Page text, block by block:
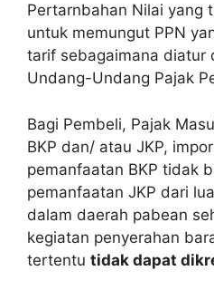
Pertarnbahan Nilai yang
untuk memungut PPN
tarif sebagaimana diatur
Undang-Undang Pajak
Bagi Pembeli, Pajak
BKP dan/ atau JKP,
pemanfaatan BKP tidak
pemanfaatan JKP dari
dalam daerah pabean
kegiatan penyerahan
tertentu tidak dapat